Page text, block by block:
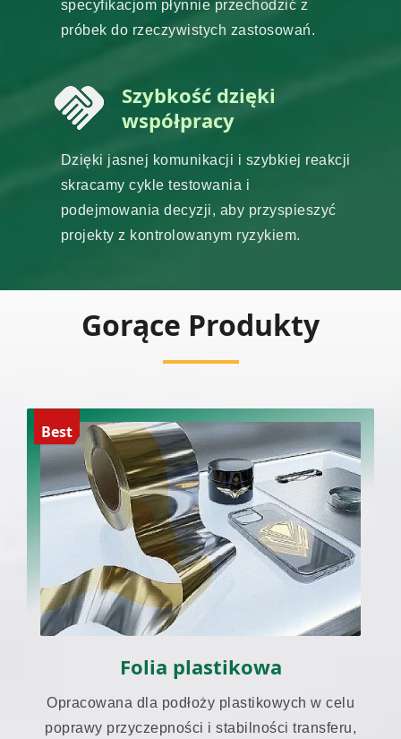
specyfikacjom płynnie przechodzić z
próbek do rzeczywistych zastosowań.
Szybkość dzięki
współpracy
Dzięki jasnej komunikacji i szybkiej reakcji
skracamy cykle testowania i
podejmowania decyzji, aby przyspieszyć
projekty z kontrolowanym ryzykiem.
Gorące Produkty
Best
Folia plastikowa
Opracowana dla podłoży plastikowych w celu
poprawy przyczepności i stabilności transferu,